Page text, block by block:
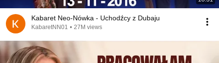
Kabaret Neo-Nówka - Uchodźcy z Dubaju
KabaretNN01 • 27M views